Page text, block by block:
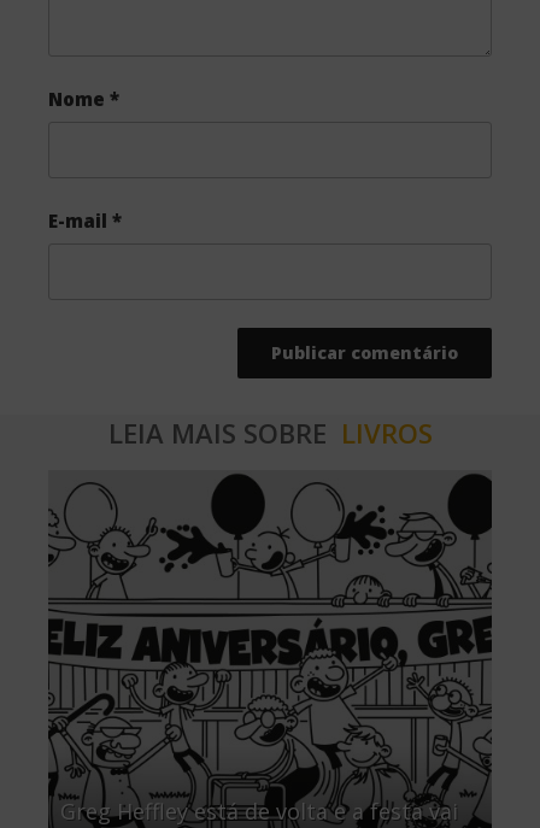
Nome *
E-mail *
LEIA MAIS SOBRE LIVROS
Greg Heffley está de volta e a festa vai